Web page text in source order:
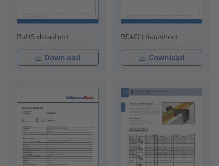
RoHS datasheet
Download
REACH datasheet
Download